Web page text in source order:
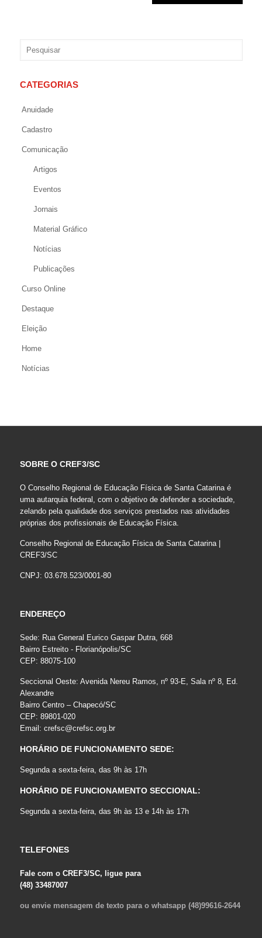
CATEGORIAS
Anuidade
Cadastro
Comunicação
Artigos
Eventos
Jornais
Material Gráfico
Notícias
Publicações
Curso Online
Destaque
Eleição
Home
Notícias
SOBRE O CREF3/SC
O Conselho Regional de Educação Física de Santa Catarina é
uma autarquia federal, com o objetivo de defender a sociedade,
zelando pela qualidade dos serviços prestados nas atividades
próprias dos profissionais de Educação Física.
Conselho Regional de Educação Física de Santa Catarina |
CREF3/SC
CNPJ: 03.678.523/0001-80
ENDEREÇO
Sede: Rua General Eurico Gaspar Dutra, 668
Bairro Estreito - Florianópolis/SC
CEP: 88075-100
Seccional Oeste: Avenida Nereu Ramos, nº 93-E, Sala nº 8, Ed.
Alexandre
Bairro Centro – Chapecó/SC
CEP: 89801-020
Email: crefsc@crefsc.org.br
HORÁRIO DE FUNCIONAMENTO SEDE:
Segunda a sexta-feira, das 9h às 17h
HORÁRIO DE FUNCIONAMENTO SECCIONAL:
Segunda a sexta-feira, das 9h às 13 e 14h às 17h
TELEFONES
Fale com o CREF3/SC, ligue para
(48) 33487007
ou envie mensagem de texto para o whatsapp (48)99616-2644